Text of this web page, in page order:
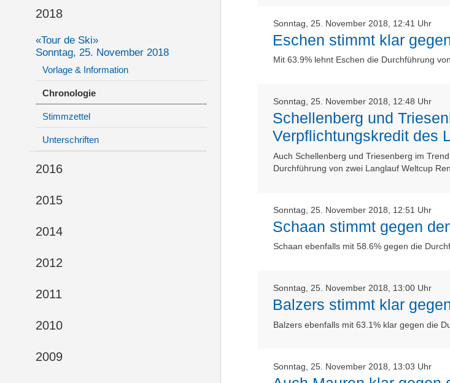
2018
«Tour de Ski»
Sonntag, 25. November 2018
Vorlage & Information
Chronologie
Stimmzettel
Unterschriften
2016
2015
2014
2012
2011
2010
2009
Sonntag, 25. November 2018, 12:41 Uhr
Eschen stimmt klar
Mit 63.9% lehnt Eschen die Durchführung
Sonntag, 25. November 2018, 12:48 Uhr
Schellenberg und
Verpflichtungskredit des
Auch Schellenberg und Triesenberg im
Durchführung von zwei Langlauf Weltcup
Sonntag, 25. November 2018, 12:51 Uhr
Schaan stimmt gegen
Schaan ebenfalls mit 58.6% gegen die
Sonntag, 25. November 2018, 13:00 Uhr
Balzers stimmt klar
Balzers ebenfalls mit 63.1% klar gegen die
Sonntag, 25. November 2018, 13:03 Uhr